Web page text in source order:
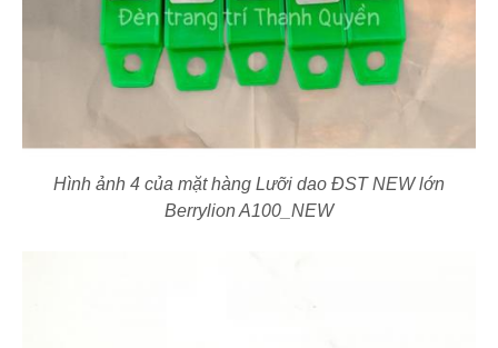
Hình ảnh 4 của mặt hàng Lưỡi dao ĐST NEW lớn
Berrylion A100_NEW